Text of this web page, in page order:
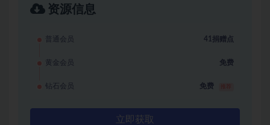
资源信息
普通会员 41捐赠点
黄金会员 免费
钻石会员 免费
立即获取